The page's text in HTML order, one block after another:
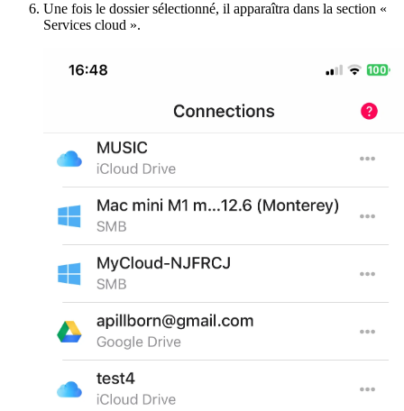
Une fois le dossier sélectionné, il apparaîtra dans la section «
Services cloud ».